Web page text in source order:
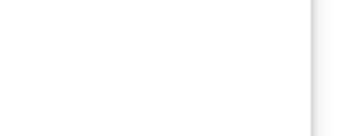
koji izvodi zahvat. Za optimalne
je više sesija, a važno je odabrati
pružatelja usluga laserskog
biste izbjegli komplikacije.